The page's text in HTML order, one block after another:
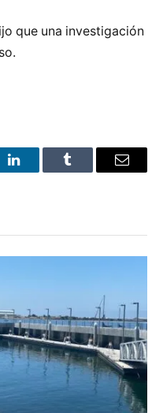
que una investigación
LinkedInTumblr Email